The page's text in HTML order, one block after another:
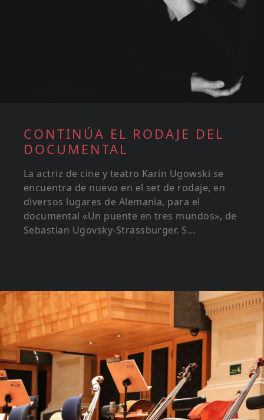
CONTINÚA EL RODAJE DEL
DOCUMENTAL
La actriz de cine y teatro Karin Ugowski se
encuentra de nuevo en el set de rodaje, en
diversos lugares de Alemania, para el
documental «Un puente en tres mundos», de
Sebastian Ugovsky-Strassburger. S...